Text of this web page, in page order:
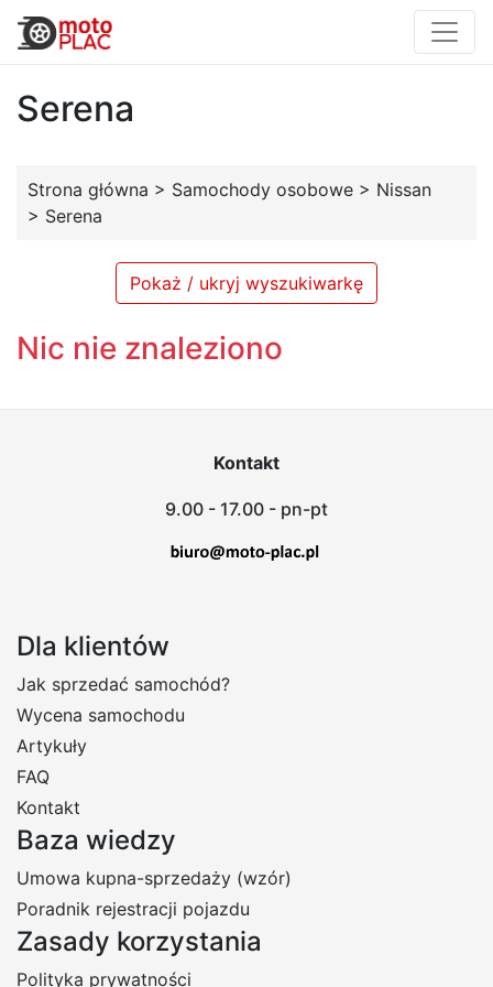
Serena
Strona główna > Samochody osobowe > Nissan
> Serena
Pokaż / ukryj wyszukiwarkę
Nic nie znaleziono
Kontakt
9.00 - 17.00 - pn-pt
Dla klientów
Jak sprzedać samochód?
Wycena samochodu
Artykuły
FAQ
Kontakt
Baza wiedzy
Umowa kupna-sprzedaży (wzór)
Poradnik rejestracji pojazdu
Zasady korzystania
Polityka prywatności